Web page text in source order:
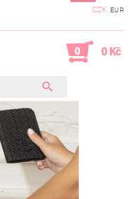
CZK EUR
0 0 Kč